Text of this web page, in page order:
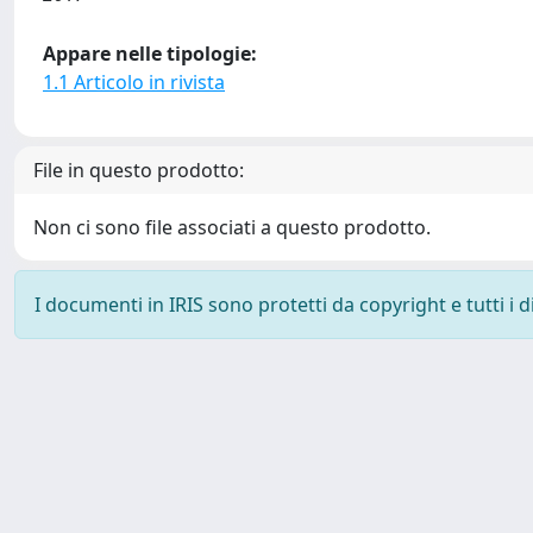
Appare nelle tipologie:
1.1 Articolo in rivista
File in questo prodotto:
Non ci sono file associati a questo prodotto.
I documenti in IRIS sono protetti da copyright e tutti i